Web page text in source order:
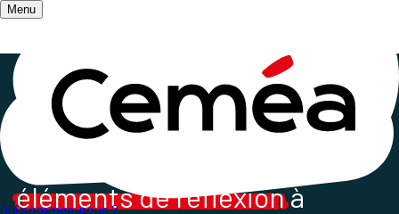
Menu
Qui sommes-nous ?
Accueil/ Les champs d'action /
Médias et Numérique libre
Partage de réflexion de P. Meirieu sur l'IA
éléments de réflexionà